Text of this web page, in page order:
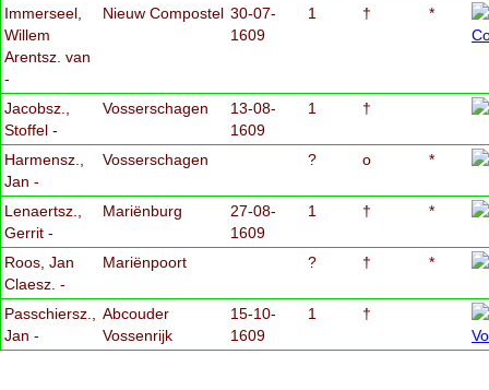
Immerseel,
Willem
Arentsz. van
-
Nieuw Compostel 30-07-
1609
1 † *
Jacobsz.,
Stoffel -
Vosserschagen
13-08-
1609
1 †
Harmensz.,
Jan -
Vosserschagen ? o *
Lenaertsz.,
Gerrit -
Mariënburg
27-08-
1609
1 † *
Roos, Jan
Claesz. -
Mariënpoort ? † *
Passchiersz.,
Jan -
Abcouder
Vossenrijk
15-10-
1609
1 †